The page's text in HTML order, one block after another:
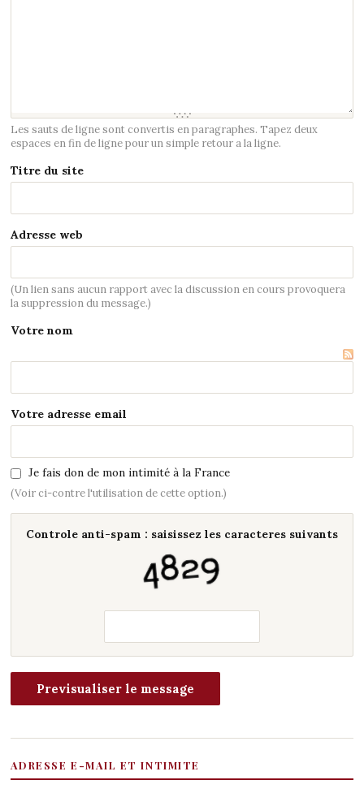
Les sauts de ligne sont convertis en paragraphes. Tapez deux
espaces en fin de ligne pour un simple retour a la ligne.
Titre du site
Adresse web
(Un lien sans aucun rapport avec la discussion en cours provoquera
la suppression du message.)
Votre nom
Votre adresse email
Je fais don de mon intimité à la France
(Voir ci-contre l'utilisation de cette option.)
Controle anti-spam : saisissez les caracteres suivants
ADRESSE E-MAIL ET INTIMITE